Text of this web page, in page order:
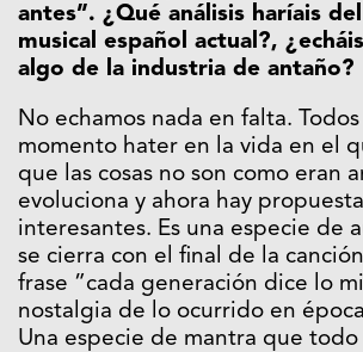
antes”. ¿Qué análisis haríais
musical español actual?,
algo de la industria de antaño?
No echamos nada en falta.
momento hater en la vida en el
que las cosas no son como eran
evoluciona y ahora hay
interesantes. Es una especie de
se cierra con el final de la
frase ”cada generación dice lo
nostalgia de lo ocurrido en
Una especie de mantra que